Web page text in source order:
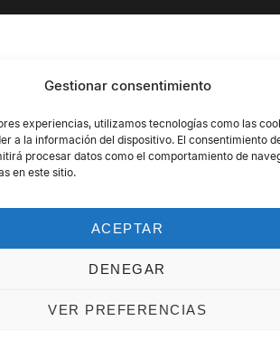
Gestionar consentimiento
experiencias, utilizamos tecnologías como las
a la información del dispositivo. El consentimiento
procesar datos como el comportamiento de
en este sitio.
ACEPTAR
DENEGAR
VER PREFERENCIAS